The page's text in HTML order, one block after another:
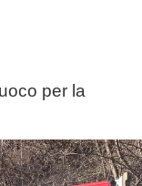
per la